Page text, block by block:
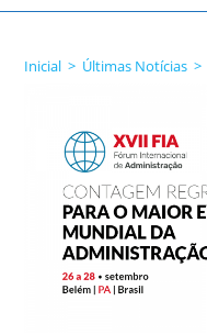
Inicial > Últimas Notícias >